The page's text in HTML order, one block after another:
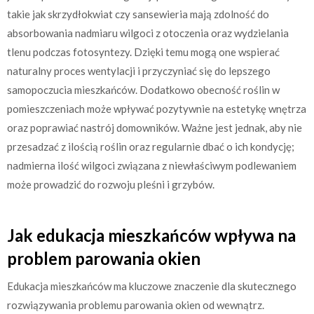
takie jak skrzydłokwiat czy sansewieria mają zdolność do
absorbowania nadmiaru wilgoci z otoczenia oraz wydzielania
tlenu podczas fotosyntezy. Dzięki temu mogą one wspierać
naturalny proces wentylacji i przyczyniać się do lepszego
samopoczucia mieszkańców. Dodatkowo obecność roślin w
pomieszczeniach może wpływać pozytywnie na estetykę wnętrza
oraz poprawiać nastrój domowników. Ważne jest jednak, aby nie
przesadzać z ilością roślin oraz regularnie dbać o ich kondycję;
nadmierna ilość wilgoci związana z niewłaściwym podlewaniem
może prowadzić do rozwoju pleśni i grzybów.
Jak edukacja mieszkańców wpływa na
problem parowania okien
Edukacja mieszkańców ma kluczowe znaczenie dla skutecznego
rozwiązywania problemu parowania okien od wewnątrz.